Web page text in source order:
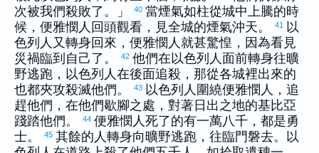
次被我們殺敗了。」
40 當煙氣如柱從城中上騰的時
候， 便雅憫 人回頭觀看，見全城的煙氣沖天。 41
以
色列 人又轉身回來， 便雅憫 人就甚驚惶，因為看見
災禍臨到自己了。
42 他們在 以色列 人面前轉身往曠
野逃跑， 以色列 人在後面追殺，那從各城裡出來的
也都夾攻殺滅他們。
43 以色列 人圍繞便雅憫 人，追
趕他們，在他們歇腳之處，對著日出之地的基比亞
踐踏他們。
44 便雅憫 人死了的有一萬八千，都是勇
士。
45 其餘的人轉身向曠野逃跑，往臨門 磐去。
以